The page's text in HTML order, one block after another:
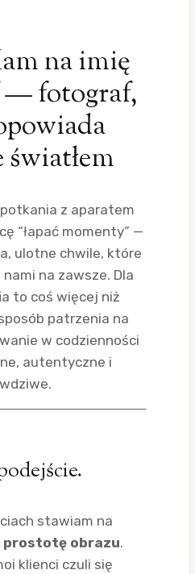
na imię
— fotograf,
z aparatem
“łapać momenty” —
ulotne chwile, które
na zawsze. Dla
to coś więcej niż
patrzenia na
w codzienności
autentyczne i
stawiam na
prostotę obrazu.
klienci czuli się